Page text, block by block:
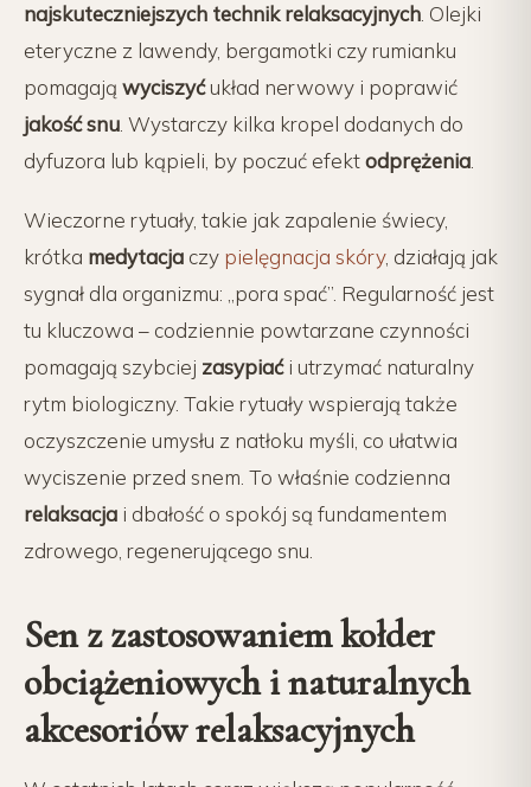
najskuteczniejszych technik relaksacyjnych . Olejki
eteryczne z lawendy, bergamotki czy rumianku
pomagają wyciszyćukład nerwowy i poprawić
jakość snu . Wystarczy kilka kropel dodanych do
dyfuzora lub kąpieli, by poczuć efektodprężenia
Wieczorne rytuały, takie jak zapalenie świecy,
krótka medytacja czy pielęgnacja skóry, działają jak
sygnał dla organizmu: „pora spać”. Regularność jest
tu kluczowa – codziennie powtarzane czynności
pomagają szybciej zasypiaći utrzymać naturalny
rytm biologiczny. Takie rytuały wspierają także
oczyszczenie umysłu z natłoku myśli, co ułatwia
wyciszenie przed snem. To właśnie codzienna
relaksacja i dbałość o spokój są fundamentem
zdrowego, regenerującego snu.
Sen z zastosowaniem kołder
obciążeniowych i naturalnych
akcesoriów relaksacyjnych